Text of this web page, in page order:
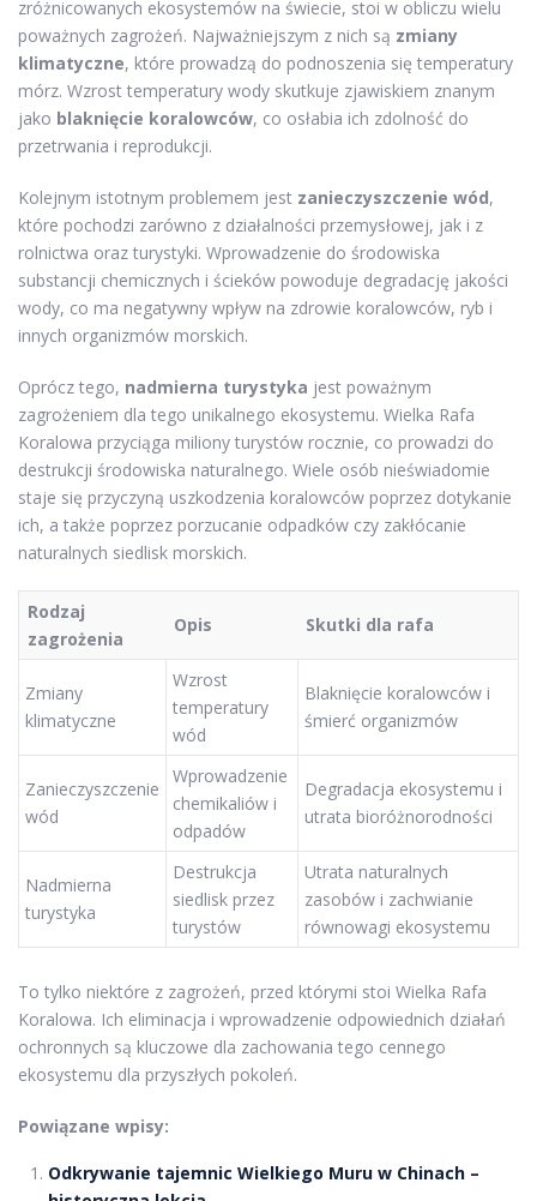
zróżnicowanych ekosystemów na świecie, stoi w obliczu wielu
poważnych zagrożeń. Najważniejszym z nich są zmiany
klimatyczne, które prowadzą do podnoszenia się temperatury
mórz. Wzrost temperatury wody skutkuje zjawiskiem znanym
jako blaknięcie koralowców, co osłabia ich zdolność do
przetrwania i reprodukcji.
Kolejnym istotnym problemem jest zanieczyszczenie wód,
które pochodzi zarówno z działalności przemysłowej, jak i z
rolnictwa oraz turystyki. Wprowadzenie do środowiska
substancji chemicznych i ścieków powoduje degradację jakości
wody, co ma negatywny wpływ na zdrowie koralowców, ryb i
innych organizmów morskich.
Oprócz tego, nadmierna turystyka jest poważnym
zagrożeniem dla tego unikalnego ekosystemu. Wielka Rafa
Koralowa przyciąga miliony turystów rocznie, co prowadzi do
destrukcji środowiska naturalnego. Wiele osób nieświadomie
staje się przyczyną uszkodzenia koralowców poprzez dotykanie
ich, a także poprzez porzucanie odpadków czy zakłócanie
naturalnych siedlisk morskich.
Rodzaj
zagrożenia
Opis Skutki dla rafa
Zmiany
klimatyczne
Wzrost
temperatury
wód
Blaknięcie koralowców i
śmierć organizmów
Zanieczyszczenie
wód
Wprowadzenie
chemikaliów i
odpadów
Degradacja ekosystemu i
utrata bioróżnorodności
Nadmierna
turystyka
Destrukcja
siedlisk przez
turystów
Utrata naturalnych
zasobów i zachwianie
równowagi ekosystemu
To tylko niektóre z zagrożeń, przed którymi stoi Wielka Rafa
Koralowa. Ich eliminacja i wprowadzenie odpowiednich działań
ochronnych są kluczowe dla zachowania tego cennego
ekosystemu dla przyszłych pokoleń.
Powiązane wpisy:
Odkrywanie tajemnic Wielkiego Muru w Chinach –